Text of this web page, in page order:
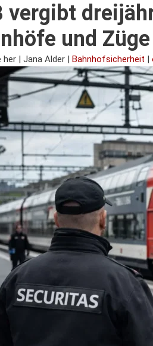
vergibt
und
her | Jana Alder | Bahnhofsicherheit |